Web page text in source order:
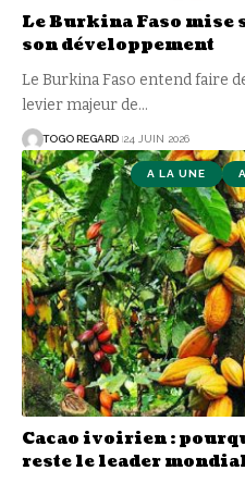
Le Burkina Faso mise
son développement
Le Burkina Faso entend faire
levier majeur de…
TOGO REGARD 24 JUIN 2026
A LA UNE
Cacao ivoirien :
reste le leader